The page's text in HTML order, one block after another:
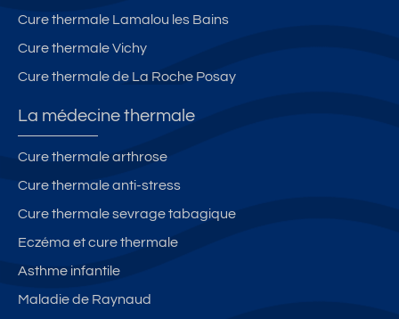
Cure thermale Lamalou les Bains
Cure thermale Vichy
Cure thermale de La Roche Posay
La médecine thermale
Cure thermale arthrose
Cure thermale anti-stress
Cure thermale sevrage tabagique
Eczéma et cure thermale
Asthme infantile
Maladie de Raynaud